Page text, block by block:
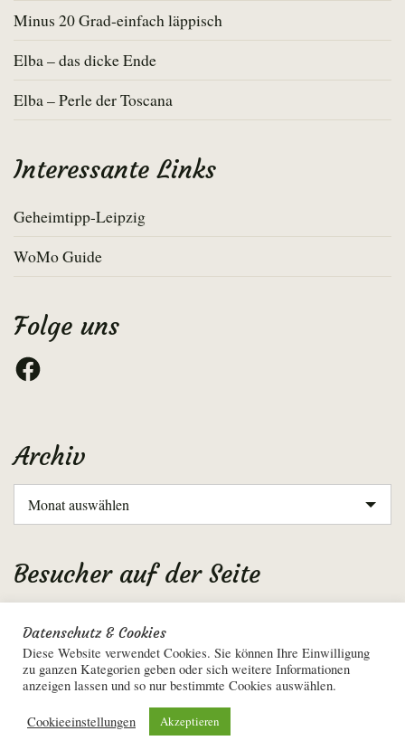
Minus 20 Grad-einfach läppisch
Elba – das dicke Ende
Elba – Perle der Toscana
Interessante Links
Geheimtipp-Leipzig
WoMo Guide
Folge uns
Facebook
Archiv
Archiv
Besucher auf der Seite
Gesamt: 2607261
Datenschutz & Cookies
Diese Website verwendet Cookies. Sie können Ihre Einwilligung
zu ganzen Kategorien geben oder sich weitere Informationen
anzeigen lassen und so nur bestimmte Cookies auswählen.
Cookieeinstellungen Akzeptieren